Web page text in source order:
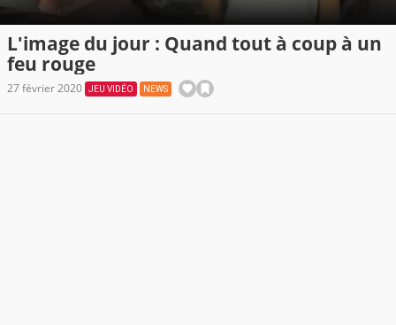
L'image du jour : Quand tout à coup à un
feu rouge
27 février 2020 JEU VIDÉO NEWS